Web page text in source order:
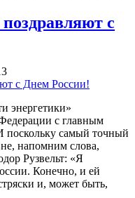
с
энергетики»
с главным
поскольку самый точный
напомним слова,
Рузвельт: «Я
Конечно, и ей
и, может быть,